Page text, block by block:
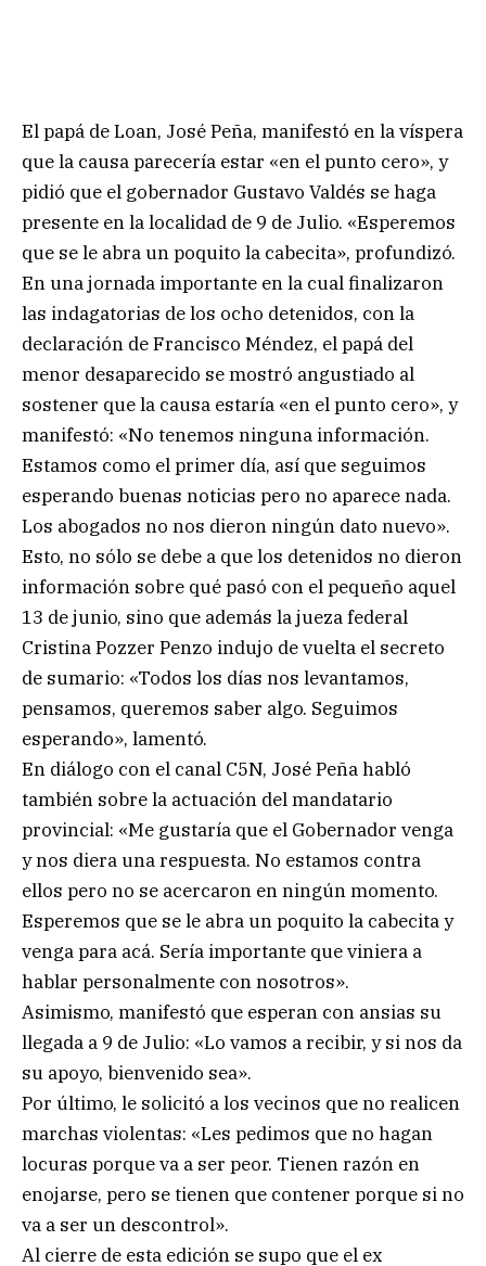
El papá de Loan, José Peña, manifestó en la víspera
que la causa parecería estar «en el punto cero», y
pidió que el gobernador Gustavo Valdés se haga
presente en la localidad de 9 de Julio. «Esperemos
que se le abra un poquito la cabecita», profundizó.
En una jornada importante en la cual finalizaron
las indagatorias de los ocho detenidos, con la
declaración de Francisco Méndez, el papá del
menor desaparecido se mostró angustiado al
sostener que la causa estaría «en el punto cero», y
manifestó: «No tenemos ninguna información.
Estamos como el primer día, así que seguimos
esperando buenas noticias pero no aparece nada.
Los abogados no nos dieron ningún dato nuevo».
Esto, no sólo se debe a que los detenidos no dieron
información sobre qué pasó con el pequeño aquel
13 de junio, sino que además la jueza federal
Cristina Pozzer Penzo indujo de vuelta el secreto
de sumario: «Todos los días nos levantamos,
pensamos, queremos saber algo. Seguimos
esperando», lamentó.
En diálogo con el canal C5N, José Peña habló
también sobre la actuación del mandatario
provincial: «Me gustaría que el Gobernador venga
y nos diera una respuesta. No estamos contra
ellos pero no se acercaron en ningún momento.
Esperemos que se le abra un poquito la cabecita y
venga para acá. Sería importante que viniera a
hablar personalmente con nosotros».
Asimismo, manifestó que esperan con ansias su
llegada a 9 de Julio: «Lo vamos a recibir, y si nos da
su apoyo, bienvenido sea».
Por último, le solicitó a los vecinos que no realicen
marchas violentas: «Les pedimos que no hagan
locuras porque va a ser peor. Tienen razón en
enojarse, pero se tienen que contener porque si no
va a ser un descontrol».
Al cierre de esta edición se supo que el ex